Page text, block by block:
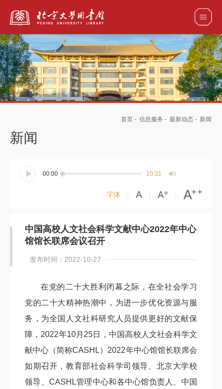
全部资源
首页 - 信息服务 - 最新动态 - 新闻
新闻
00:00 10:31
字体
中国高校人文社会科学文献中心2022年中心
馆馆长联席会议召开
发布时间：2022-10-27
在党的二十大胜利闭幕之际，在全社会学习
党的二十大精神热潮中，为进一步优化资源与服
务，为全国人文社科研究人员提供更好的文献保
障，2022年10月25日，中国高校人文社会科学文
献中心（简称CASHL） 2022年中心馆馆长联席会
如期召开，教育部社会科学司领导、北京大学校
领导、CASHL管理中心和各中心馆负责人、中国